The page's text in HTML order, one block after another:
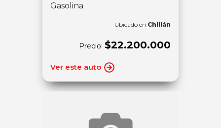
Gasolina
Ubicado en Chillán
Precio: $22.200.000
Ver este auto